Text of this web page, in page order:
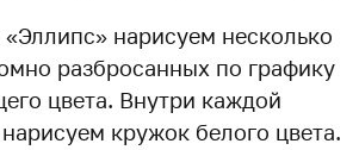
нарисуем несколько
разбросанных по графику
цвета. Внутри каждой
кружок белого цвета.